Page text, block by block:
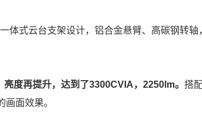
体式云台支架设计，铝合金悬臂、高碳钢转轴
度再提升，达到了3300CVIA，2250lm。 搭
面效果。